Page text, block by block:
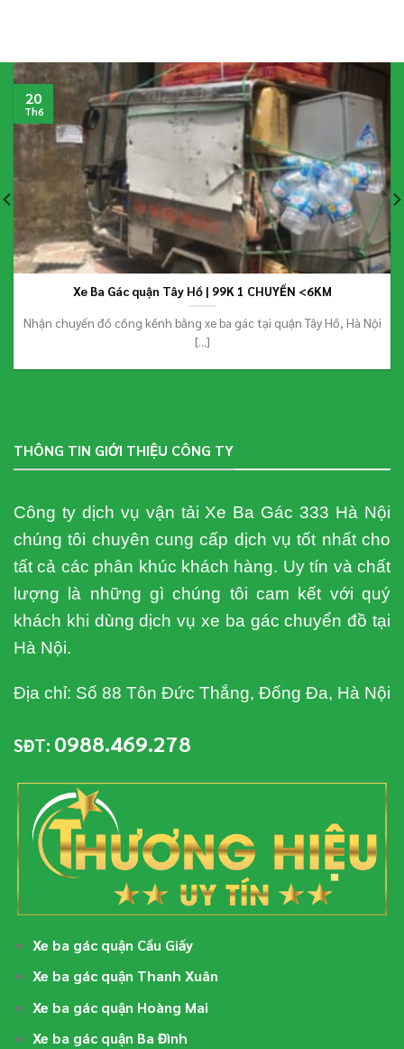
Xe Ba Gác quận Tây Hồ | 99K 1 CHUYẾN <6KM
Nhận chuyển đồ cồng kềnh bằng xe ba gác tại quận Tây Hồ, Hà Nội
[...]
20
Th6
THÔNG TIN GIỚI THIỆU CÔNG TY
Công ty dịch vụ vận tải Xe Ba Gác 333 Hà Nội
chúng tôi chuyên cung cấp dịch vụ tốt nhất cho
tất cả các phân khúc khách hàng. Uy tín và chất
lượng là những gì chúng tôi cam kết với quý
khách khi dùng dịch vụ xe ba gác chuyển đồ tại
Hà Nội.
Địa chỉ: Số 88 Tôn Đức Thắng, Đống Đa, Hà Nội
SĐT: 0988.469.278
Xe ba gác quận Cầu Giấy
Xe ba gác quận Thanh Xuân
Xe ba gác quận Hoàng Mai
Xe ba gác quận Ba Đình